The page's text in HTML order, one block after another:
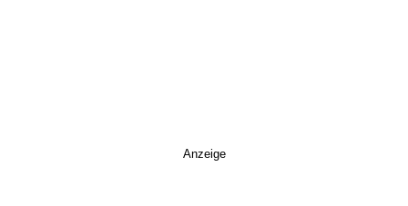
Anzeige